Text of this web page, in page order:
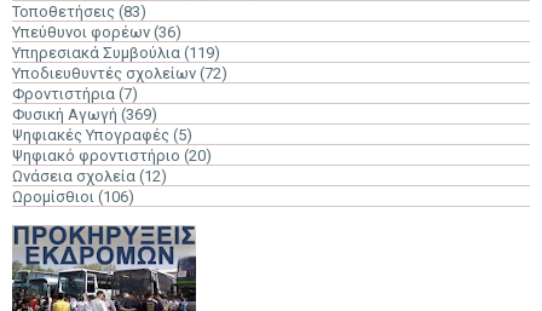
Τοποθετήσεις (83)
Υπεύθυνοι φορέων (36)
Υπηρεσιακά Συμβούλια (119)
Υποδιευθυντές σχολείων (72)
Φροντιστήρια (7)
Φυσική Αγωγή (369)
Ψηφιακές Υπογραφές (5)
Ψηφιακό φροντιστήριο (20)
Ωνάσεια σχολεία (12)
Ωρομίσθιοι (106)